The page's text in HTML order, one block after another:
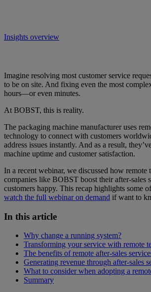
Insights overview
Imagine resolving most customer service
to be on site. And fixing even the most
hours—or even minutes.
At BOBST, this is reality.
The packaging machine manufacturer uses
technology to connect with customers
address issues instantly. And as a result,
machine uptime and customer satisfaction.
In a recent webinar, we discussed how remote
companies like BOBST boost their after-sales
customers happy. This recap highlights some
watch the full webinar on demand if want to
In this article
Why change a running system?
Transforming your service with remote
The benefits of remote after-sales
Generating revenue through after-sales
What to consider when adopting a
Summary